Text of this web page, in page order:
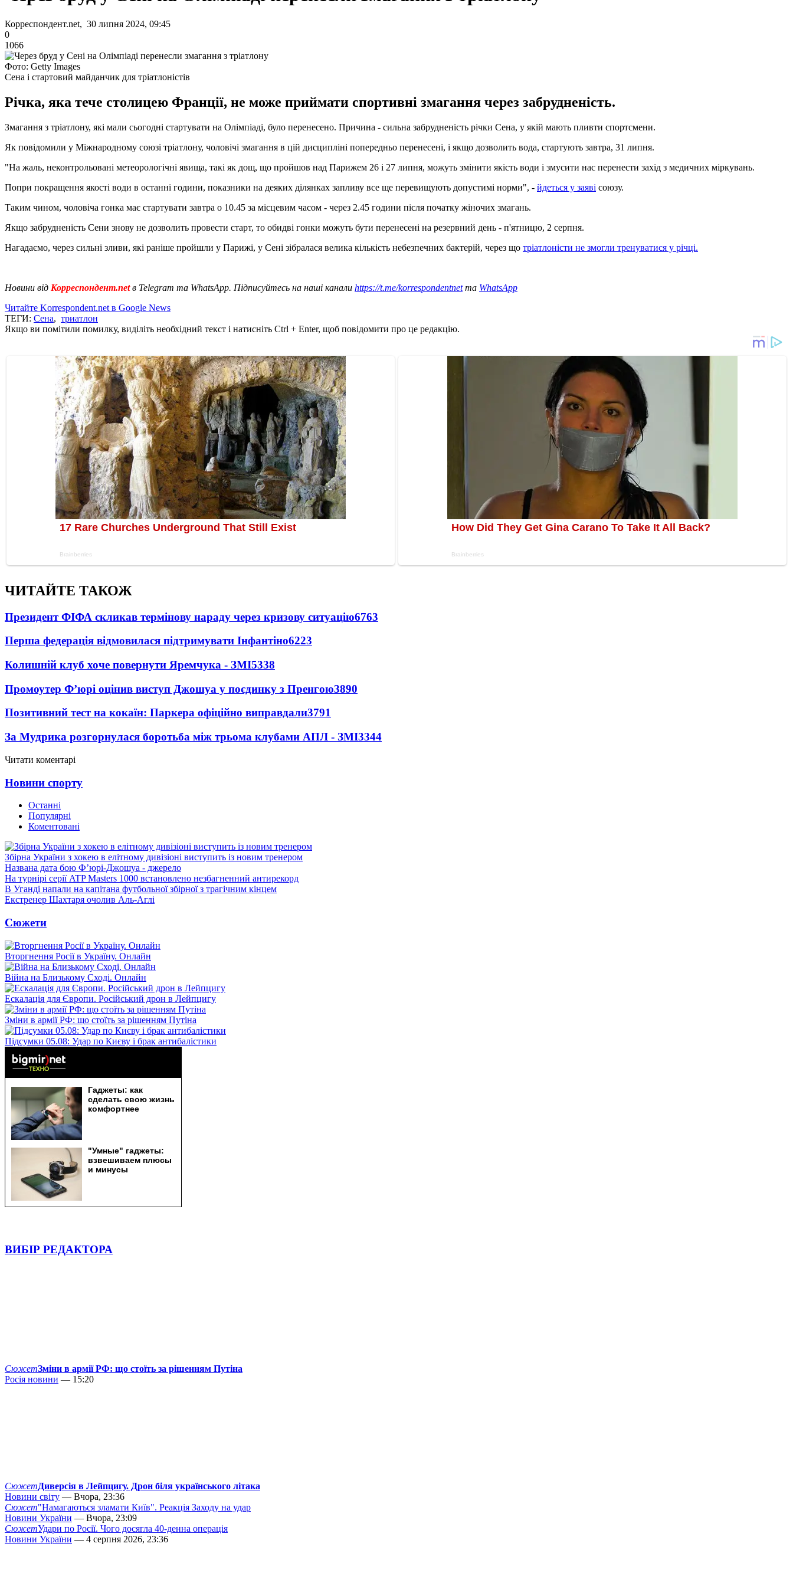
Корреспондент.net, 30 липня 2024, 09:45
0
1066
Фото: Getty Images
Сена і стартовий майданчик для тріатлоністів
Річка, яка тече столицею Франції, не може приймати спортивні змагання через забрудненість.
Змагання з тріатлону, які мали сьогодні стартувати на Олімпіаді, було перенесено. Причина - сильна забрудненість річки Сена, у якій мають пливти спортсмени.
Як повідомили у Міжнародному союзі тріатлону, чоловічі змагання в цій дисципліні попередньо перенесені, і якщо дозволить вода, стартують завтра, 31 липня.
"На жаль, неконтрольовані метеорологічні явища, такі як дощ, що пройшов над Парижем 26 і 27 липня, можуть змінити якість води і змусити нас перенести захід з медичних міркувань.
Попри покращення якості води в останні години, показники на деяких ділянках запливу все ще перевищують допустимі норми", - йдеться у заяві союзу.
Таким чином, чоловіча гонка має стартувати завтра о 10.45 за місцевим часом - через 2.45 години після початку жіночих змагань.
Якщо забрудненість Сени знову не дозволить провести старт, то обидві гонки можуть бути перенесені на резервний день - п'ятницю, 2 серпня.
Нагадаємо, через сильні зливи, які раніше пройшли у Парижі, у Сені зібралася велика кількість небезпечних бактерій, через що тріатлоністи не змогли тренуватися у річці.
Новини від Корреспондент.netв Telegram та WhatsApp. Підписуйтесь на наші канали https://t.me/korrespondentnetта WhatsApp
Читайте Korrespondent.net в Google News
ТЕГИ: Сена, триатлон
Якщо ви помітили помилку, виділіть необхідний текст і натисніть Ctrl + Enter, щоб повідомити про це редакцію.
ЧИТАЙТЕ ТАКОЖ
Президент ФІФА скликав термінову нараду через кризову ситуацію6763
Перша федерація відмовилася підтримувати Інфантіно6223
Колишній клуб хоче повернути Яремчука - ЗМІ5338
Промоутер Ф’юрі оцінив виступ Джошуа у поєдинку з Пренгою3890
Позитивний тест на кокаїн: Паркера офіційно виправдали3791
За Мудрика розгорнулася боротьба між трьома клубами АПЛ - ЗМІ3344
Читати коментарі
Новини спорту
Останні
Популярні
Коментовані
Збірна України з хокею в елітному дивізіоні виступить із новим тренером
Названа дата бою Ф’юрі-Джошуа - джерело
На турнірі серії ATP Masters 1000 встановлено незбагненний антирекорд
В Уганді напали на капітана футбольної збірної з трагічним кінцем
Екстренер Шахтаря очолив Аль-Аглі
Сюжети
Вторгнення Росії в Україну. Онлайн
Війна на Близькому Сході. Онлайн
Ескалація для Європи. Російський дрон в Лейпцигу
Зміни в армії РФ: що стоїть за рішенням Путіна
Підсумки 05.08: Удар по Києву і брак антибалістики
ВИБІР РЕДАКТОРА
СюжетЗміни в армії РФ: що стоїть за рішенням Путіна
Росія новини — 15:20
СюжетДиверсія в Лейпцигу. Дрон біля українського літака
Новини світу — Вчора, 23:36
Сюжет"Намагаються зламати Київ". Реакція Заходу на удар
Новини України — Вчора, 23:09
СюжетУдари по Росії. Чого досягла 40-денна операція
Новини України — 4 серпня 2026, 23:36